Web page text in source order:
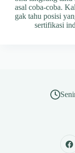
asal coba-coba.
gak tahu posisi
sertifikasi